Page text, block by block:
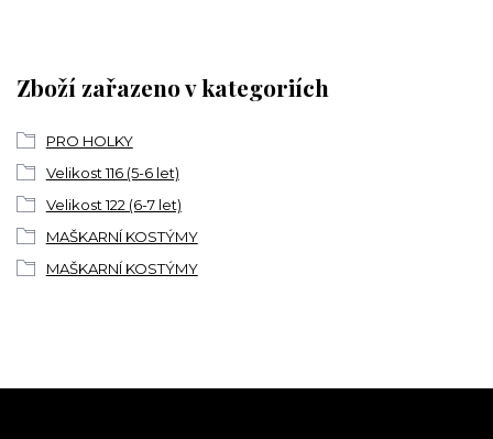
Zboží zařazeno v kategoriích
PRO HOLKY
Velikost 116 (5-6 let)
Velikost 122 (6-7 let)
MAŠKARNÍ KOSTÝMY
MAŠKARNÍ KOSTÝMY